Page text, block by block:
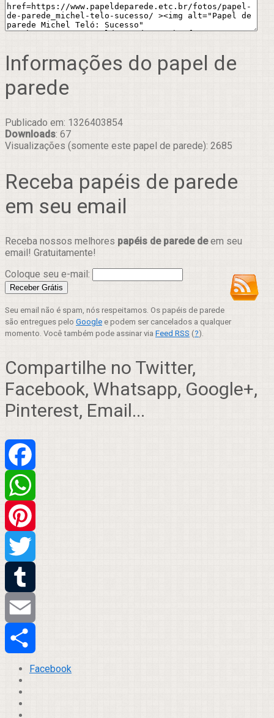
Informações do papel de
parede
Publicado em: 1326403854
Downloads: 67
Visualizações (somente este papel de parede): 2685
Receba papéis de parede
em seu email
Receba nossos melhores papéis de parede deem seu
email! Gratuitamente!
Coloque seu e-mail:
Seu email não é spam, nós respeitamos. Os papéis de parede
são entregues pelo Google e podem ser cancelados a qualquer
momento. Você também pode assinar via Feed RSS (?).
Compartilhe no Twitter,
Facebook, Whatsapp, Google+,
Pinterest, Email...
Facebook
WhatsApp
Pinterest
Twitter
Tumblr
Email
Compartilhar
Facebook